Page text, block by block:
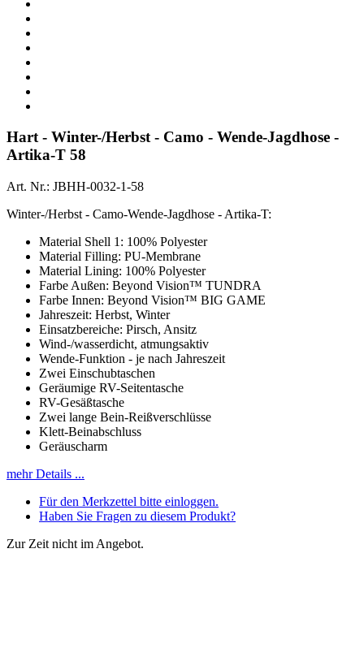
Hart - Winter-/Herbst - Camo - Wende-Jagdhose -
Artika-T 58
Art. Nr.: JBHH-0032-1-58
Winter-/Herbst - Camo-Wende-Jagdhose - Artika-T:
Material Shell 1: 100% Polyester
Material Filling: PU-Membrane
Material Lining: 100% Polyester
Farbe Außen: Beyond Vision™ TUNDRA
Farbe Innen: Beyond Vision™ BIG GAME
Jahreszeit: Herbst, Winter
Einsatzbereiche: Pirsch, Ansitz
Wind-/wasserdicht, atmungsaktiv
Wende-Funktion - je nach Jahreszeit
Zwei Einschubtaschen
Geräumige RV-Seitentasche
RV-Gesäßtasche
Zwei lange Bein-Reißverschlüsse
Klett-Beinabschluss
Geräuscharm
mehr Details ...
Für den Merkzettel bitte einloggen.
Haben Sie Fragen zu diesem Produkt?
Zur Zeit nicht im Angebot.